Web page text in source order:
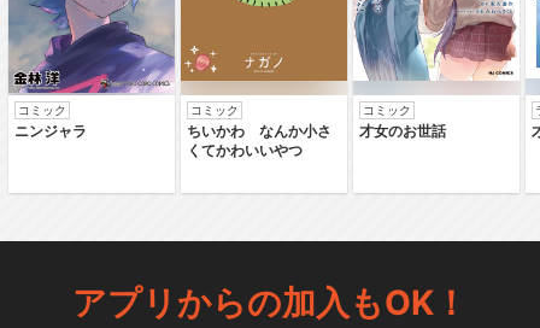
コミック
ニンジャラ
コミック
ちいかわ なんか小さ
くてかわいいやつ
コミック
才女のお世話
アプリからの加入もOK！